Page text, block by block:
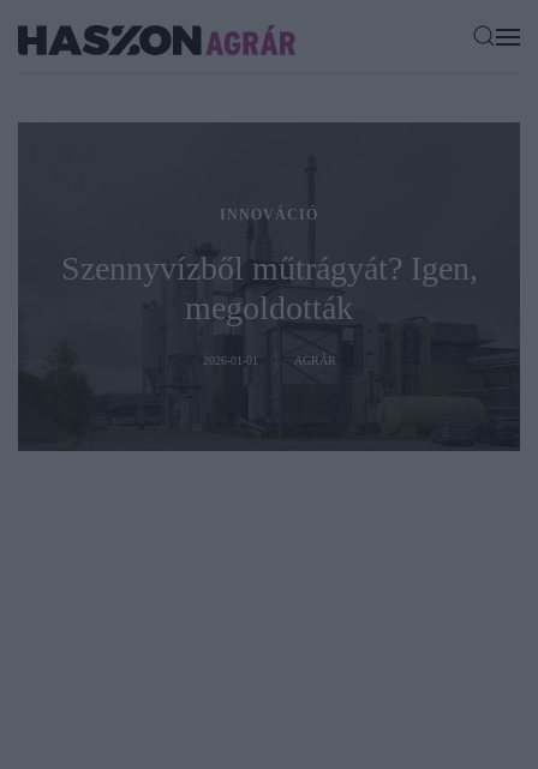
INNOVÁCIÓ
Szennyvízből műtrágyát? Igen,
megoldották
2026-01-01 AGRÁR